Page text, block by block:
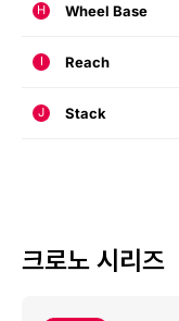
H Wheel Base
I Reach
J Stack
크로노 시리즈